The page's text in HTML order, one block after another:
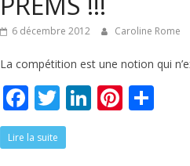
6 décembre 2012 Caroline Rome
La compétition est une notion qui
F
ac
e
T
w
itt
Li Pi
Lire la suite